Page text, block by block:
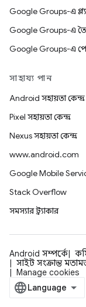
Google Groups-এ
Google Groups-এ
Google Groups-এ
সাহায্য পান
Android সহায়তা কেন্দ্র
Pixel সহায়তা কেন্দ্র
Nexus সহায়তা কেন্দ্র
www.android.com
Google Mobile
Stack Overflow
সমস্যার ট্র্যাকার
Android সম্পর্কে
সাইট সংক্রান্ত
Manage cookies